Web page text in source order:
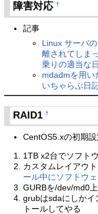
障害対応†
記事
Linux サーバ
離されてしま
乗りの適当な
mdadmを用い
いちゃらぶ日
RAID1†
CentOS5.xの初期設
1TB x2台でソフト
カスタムレイアウ
ール中にソフトウ
GURBを/dev/md0
grubはsdaにしかイ
トールしてやる